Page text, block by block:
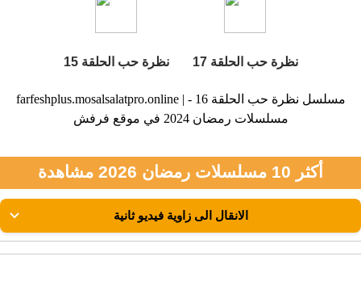
نظرة حب الحلقة 17 نظرة حب الحلقة 15
farfeshplus.mosalsalatpro.online | مسلسل نظرة حب الحلقة 16 -
مسلسلات رمضان 2024 في موقع فرفش
أكثر 10 مسلسلات رمضان 2026 مشاهدة